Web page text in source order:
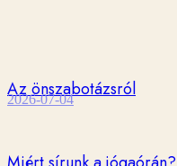
Az önszabotázsról
2026-07-04